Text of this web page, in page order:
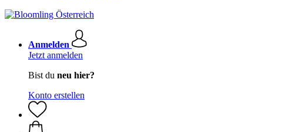
Anmelden
Jetzt anmelden
Bist du neu hier?
Konto erstellen